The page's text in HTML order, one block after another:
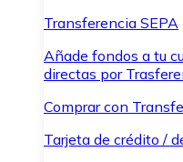
Transferencia SEPA
Añade fondos a tu
directas por
Comprar con
Tarjeta de crédito /